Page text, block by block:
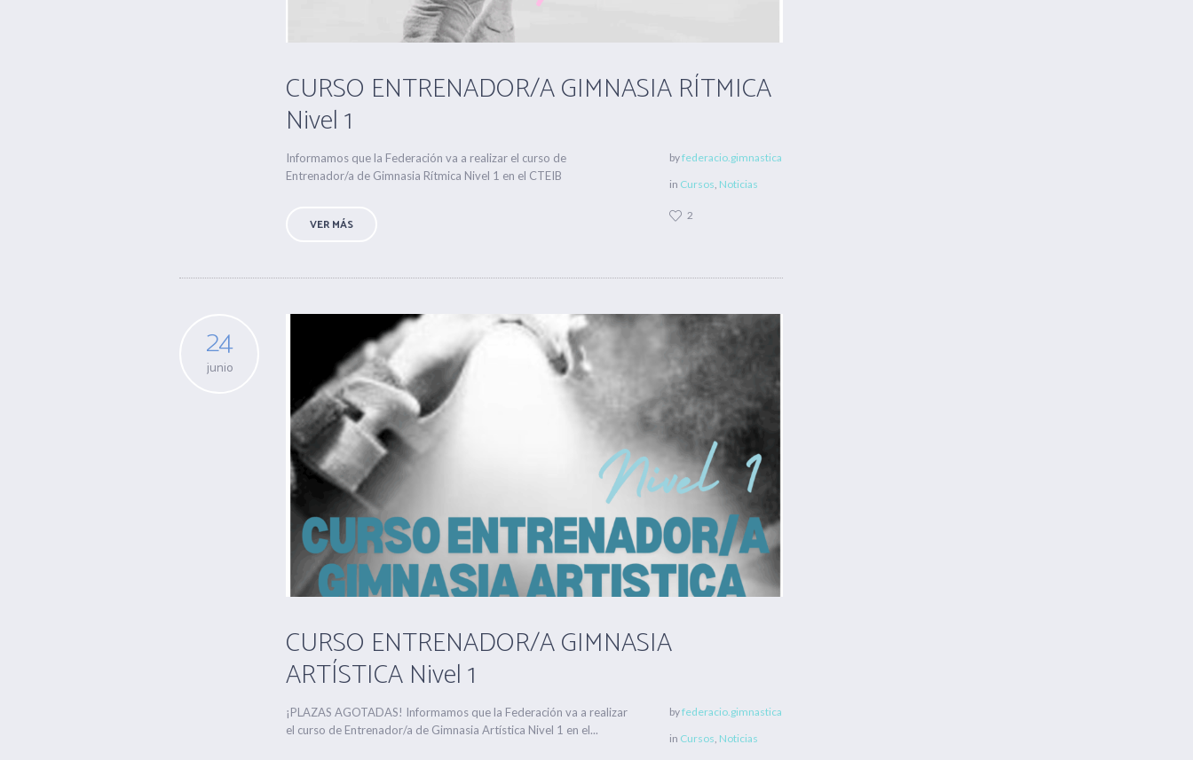
CURSO ENTRENADOR/A GIMNASIA RÍTMICA
Nivel 1
Informamos que la Federación va a realizar el curso de
Entrenador/a de Gimnasia Rítmica Nivel 1 en el CTEIB
VER MÁS
byfederacio.gimnastica
in Cursos, Noticias
2
24
junio
CURSO ENTRENADOR/A GIMNASIA
ARTÍSTICA Nivel 1
¡PLAZAS AGOTADAS! Informamos que la Federación va a realizar
el curso de Entrenador/a de Gimnasia Artística Nivel 1 en el...
byfederacio.gimnastica
in Cursos Noticias